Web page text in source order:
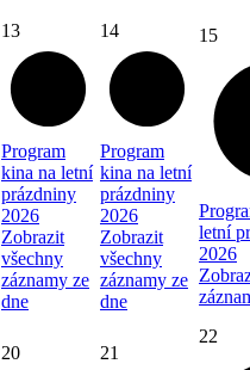
13
Program
kina na letní
prázdniny
2026
Zobrazit
všechny
záznamy ze
dne
14
Program
kina na letní
prázdniny
2026
Zobrazit
všechny
záznamy ze
dne
15
letní
2026
20 21
22